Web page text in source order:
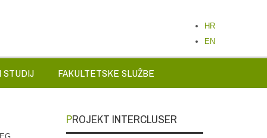
HR
EN
STUDIJ FAKULTETSKE SLUŽBE
PROJEKT INTERCLUSER